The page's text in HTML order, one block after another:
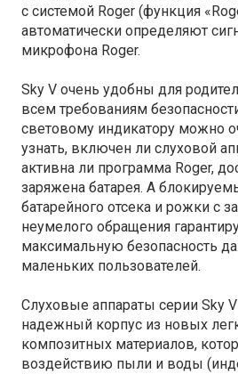
с системой Roger (функция
автоматически определяют
микрофона Roger.
Sky V очень удобны для
всем требованиям
световому индикатору можно
узнать, включен ли слуховой
активна ли программа Roger,
заряжена батарея. А
батарейного отсека и рожки с
неумелого обращения
максимальную безопасность
маленьких пользователей.
Слуховые аппараты серии Sky
надежный корпус из новых
композитных материалов,
воздействию пыли и воды